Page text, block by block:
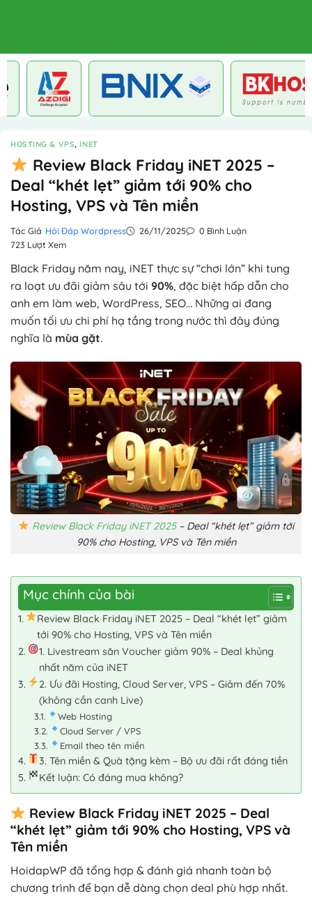
HOSTING & VPS, INET
Review Black Friday iNET 2025 –
Deal “khét lẹt” giảm tới 90% cho
Hosting, VPS và Tên miền
Tác Giả Hỏi Đáp Wordpress 26/11/2025
0 Bình Luận
723 Lượt Xem
Black Friday năm nay, iNET thực sự “chơi lớn” khi tung
ra loạt ưu đãi giảm sâu tới 90%, đặc biệt hấp dẫn cho
anh em làm web, WordPress, SEO… Những ai đang
muốn tối ưu chi phí hạ tầng trong nước thì đây đúng
nghĩa là mùa gặt.
Review Black Friday iNET 2025– Deal “khét lẹt” giảm tới
90% cho Hosting, VPS và Tên miền
Mục chính của bài
Review Black Friday iNET 2025 – Deal “khét lẹt” giảm
tới 90% cho Hosting, VPS và Tên miền
1. Livestream săn Voucher giảm 90% – Deal khủng
nhất năm của iNET
2. Ưu đãi Hosting, Cloud Server, VPS – Giảm đến 70%
(không cần canh Live)
Web Hosting
Cloud Server / VPS
Email theo tên miền
3. Tên miền & Quà tặng kèm – Bộ ưu đãi rất đáng tiền
Kết luận: Có đáng mua không?
Review Black Friday iNET 2025 – Deal
“khét lẹt” giảm tới 90% cho Hosting, VPS và
Tên miền
HoidapWP đã tổng hợp & đánh giá nhanh toàn bộ
chương trình để bạn dễ dàng chọn deal phù hợp nhất.